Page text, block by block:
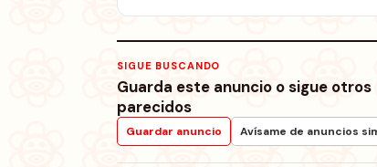
SIGUE BUSCANDO
Guarda este anuncio o sigue otros
parecidos
Guardar anuncio Avísame de anuncios